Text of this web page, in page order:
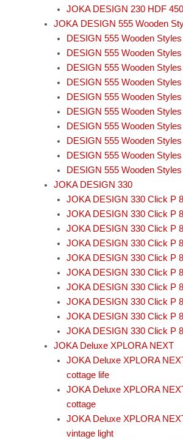
JOKA DESIGN 230 HDF
JOKA DESIGN 555 Wooden
DESIGN 555 Wooden
DESIGN 555 Wooden
DESIGN 555 Wooden
DESIGN 555 Wooden
DESIGN 555 Wooden
DESIGN 555 Wooden
DESIGN 555 Wooden
DESIGN 555 Wooden
DESIGN 555 Wooden
DESIGN 555 Wooden
JOKA DESIGN 330
JOKA DESIGN 330 Click P
JOKA DESIGN 330 Click P
JOKA DESIGN 330 Click P
JOKA DESIGN 330 Click P
JOKA DESIGN 330 Click P
JOKA DESIGN 330 Click P
JOKA DESIGN 330 Click P
JOKA DESIGN 330 Click P
JOKA DESIGN 330 Click P
JOKA DESIGN 330 Click P
JOKA Deluxe XPLORA NEXT
JOKA Deluxe XPLORA
cottage life
JOKA Deluxe XPLORA
cottage
JOKA Deluxe XPLORA
vintage light